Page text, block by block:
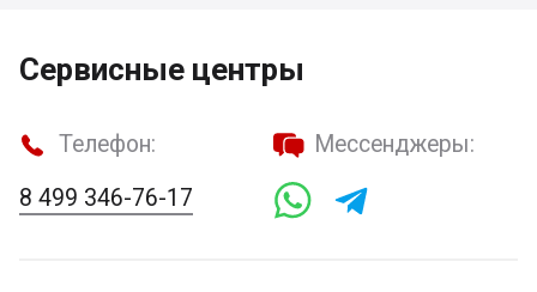
Сервисные центры
Телефон:
8 499 346-76-17
Мессенджеры: